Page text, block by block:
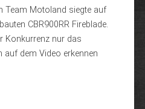
Team Motoland siegte auf
CBR900RR Fireblade.
Konkurrenz nur das
auf dem Video erkennen